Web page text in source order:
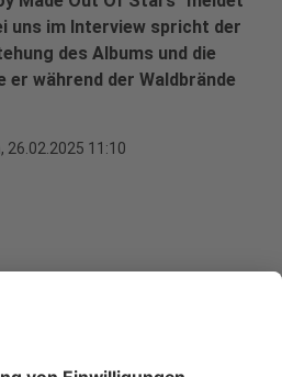
uns im Interview spricht der
des Albums und die
er während der Waldbrände
26.02.2025 11:10
über sein neues Album
Milow, der für seine warme
Musik bekannt ist, beschreibt